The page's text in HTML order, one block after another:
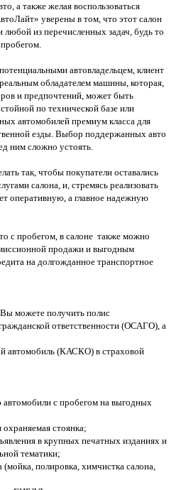
а также желая воспользоваться
уверены в том, что этот салон
любой из перечисленных задач, будь то
автовладельцем, клиент
обладателем машины, которая,
и предпочтений, может быть
по технической базе или
автомобилей премиум класса для
езды. Выбор поддержанных авто
ним сложно устоять.
так, чтобы покупатели оставались
салона, и, стремясь реализовать
оперативную, а главное надежную
с пробегом, в салоне также можно
продажи и выгодным
на долгожданное транспортное
можете получить полис
ответственности (ОСАГО), а
автомобиль (КАСКО) в страховой
с пробегом на выгодных
охраняемая стоянка;
в крупных печатных изданиях и
тематики;
полировка, химчистка салона,